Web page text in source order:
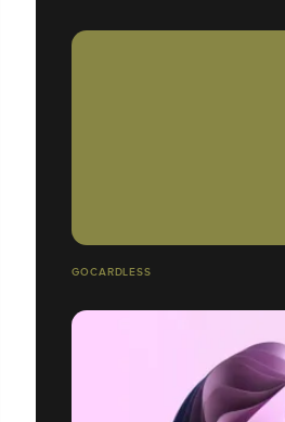
GOCARDLESS